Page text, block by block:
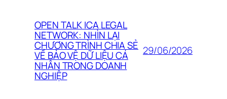
OPEN TALK ICA LEGAL
NETWORK: NHÌN LẠI
CHƯƠNG TRÌNH CHIA SẺ
VỀ BẢO VỆ DỮ LIỆU CÁ
NHÂN TRONG DOANH
NGHIỆP
29/06/2026